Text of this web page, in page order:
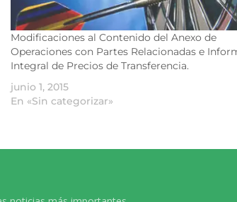
Modificaciones al Contenido del Anexo de
Operaciones con Partes Relacionadas e
Integral de Precios de Transferencia.
junio 1, 2015
En «Sin categorizar»